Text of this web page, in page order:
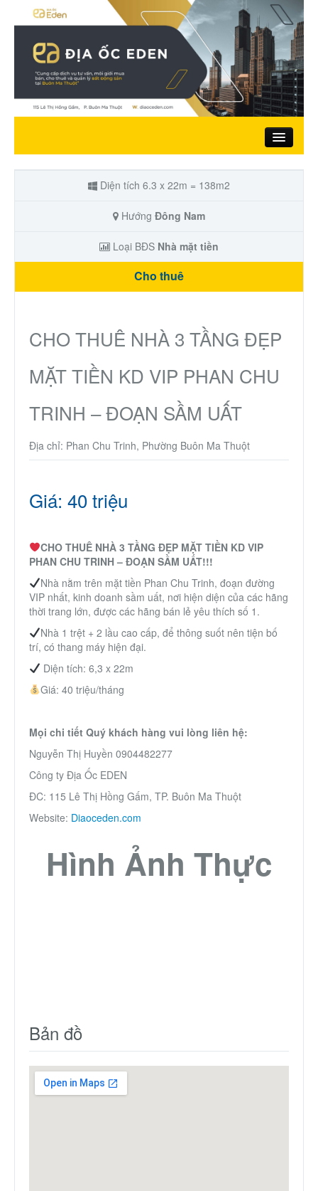
Trang chủ
Đất ở
Biệt thự
Chung cư
Trang trại – Kho – Xưởng
Thành Phố Cà Phê
Nhà đất cho thuê
Thành Phố Cà Phê
Ecocity Premia
Liên hệ
Diện tích 6.3 x 22m = 138m2
Hướng Đông Nam
Loại BĐS Nhà mặt tiền
Cho thuê
CHO THUÊ NHÀ 3 TẦNG ĐẸP
MẶT TIỀN KD VIP PHAN CHU
TRINH – ĐOẠN SẦM UẤT
Địa chỉ: Phan Chu Trinh, Phường Buôn Ma Thuột
Giá: 40 triệu
CHO THUÊ NHÀ 3 TẦNG ĐẸP MẶT TIỀN KD VIP
PHAN CHU TRINH – ĐOẠN SẦM UẤT!!!
Nhà nằm trên mặt tiền Phan Chu Trinh, đoạn đường
VIP nhất, kinh doanh sầm uất, nơi hiện diện của các hãng
thời trang lớn, được các hãng bán lẻ yêu thích số 1.
Nhà 1 trệt + 2 lầu cao cấp, để thông suốt nên tiện bố
trí, có thang máy hiện đại.
Diện tích: 6,3 x 22m
Giá: 40 triệu/tháng
Mọi chi tiết Quý khách hàng vui lòng liên hệ:
Nguyễn Thị Huyền 0904482277
Công ty Địa Ốc EDEN
ĐC: 115 Lê Thị Hồng Gấm, TP. Buôn Ma Thuột
Website: Diaoceden.com
Hình Ảnh Thực
Bản đồ